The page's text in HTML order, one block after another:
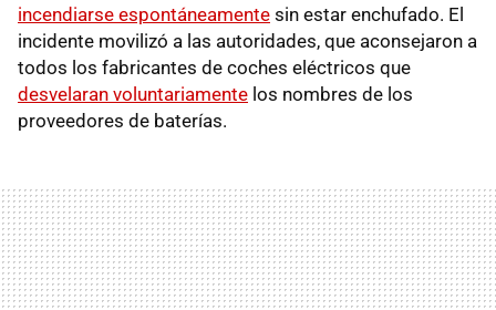
incendiarse espontáneamente sin estar enchufado. El
incidente movilizó a las autoridades, que aconsejaron a
todos los fabricantes de coches eléctricos que
desvelaran voluntariamente los nombres de los
proveedores de baterías.